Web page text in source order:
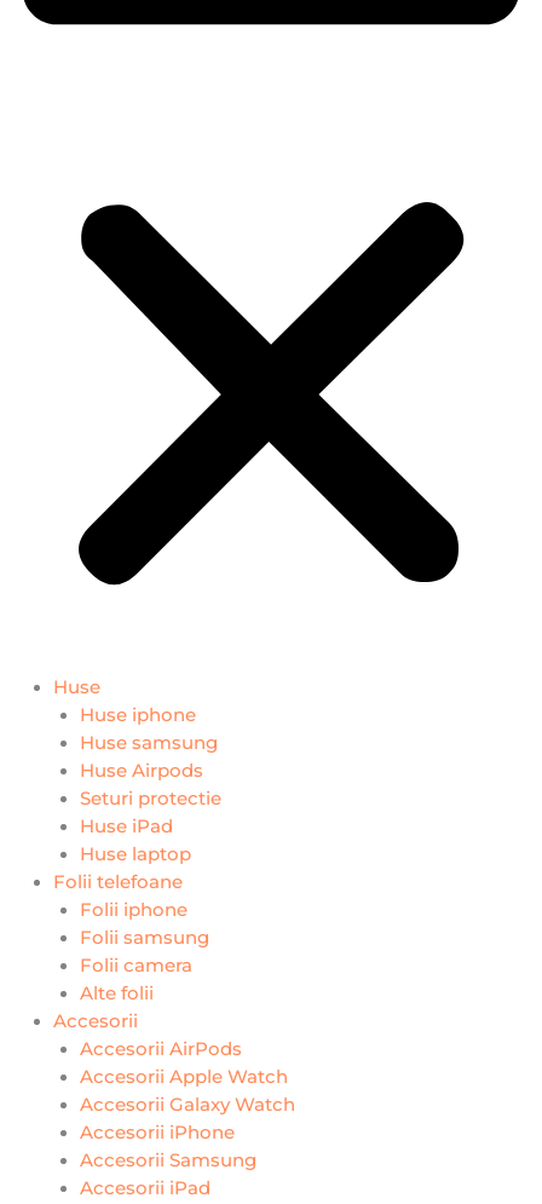
Huse
Huse iphone
Huse samsung
Huse Airpods
Seturi protectie
Huse iPad
Huse laptop
Folii telefoane
Folii iphone
Folii samsung
Folii camera
Alte folii
Accesorii
Accesorii AirPods
Accesorii Apple Watch
Accesorii Galaxy Watch
Accesorii iPhone
Accesorii Samsung
Accesorii iPad